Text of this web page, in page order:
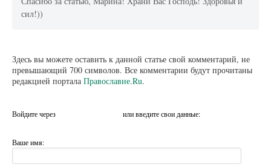
сил!))
Здесь вы можете оставить к данной статье свой комментарий, не
превышающий 700 символов. Все комментарии будут прочитаны
редакцией портала Православие.Ru.
Войдите через или введите свои данные:
Ваше имя: